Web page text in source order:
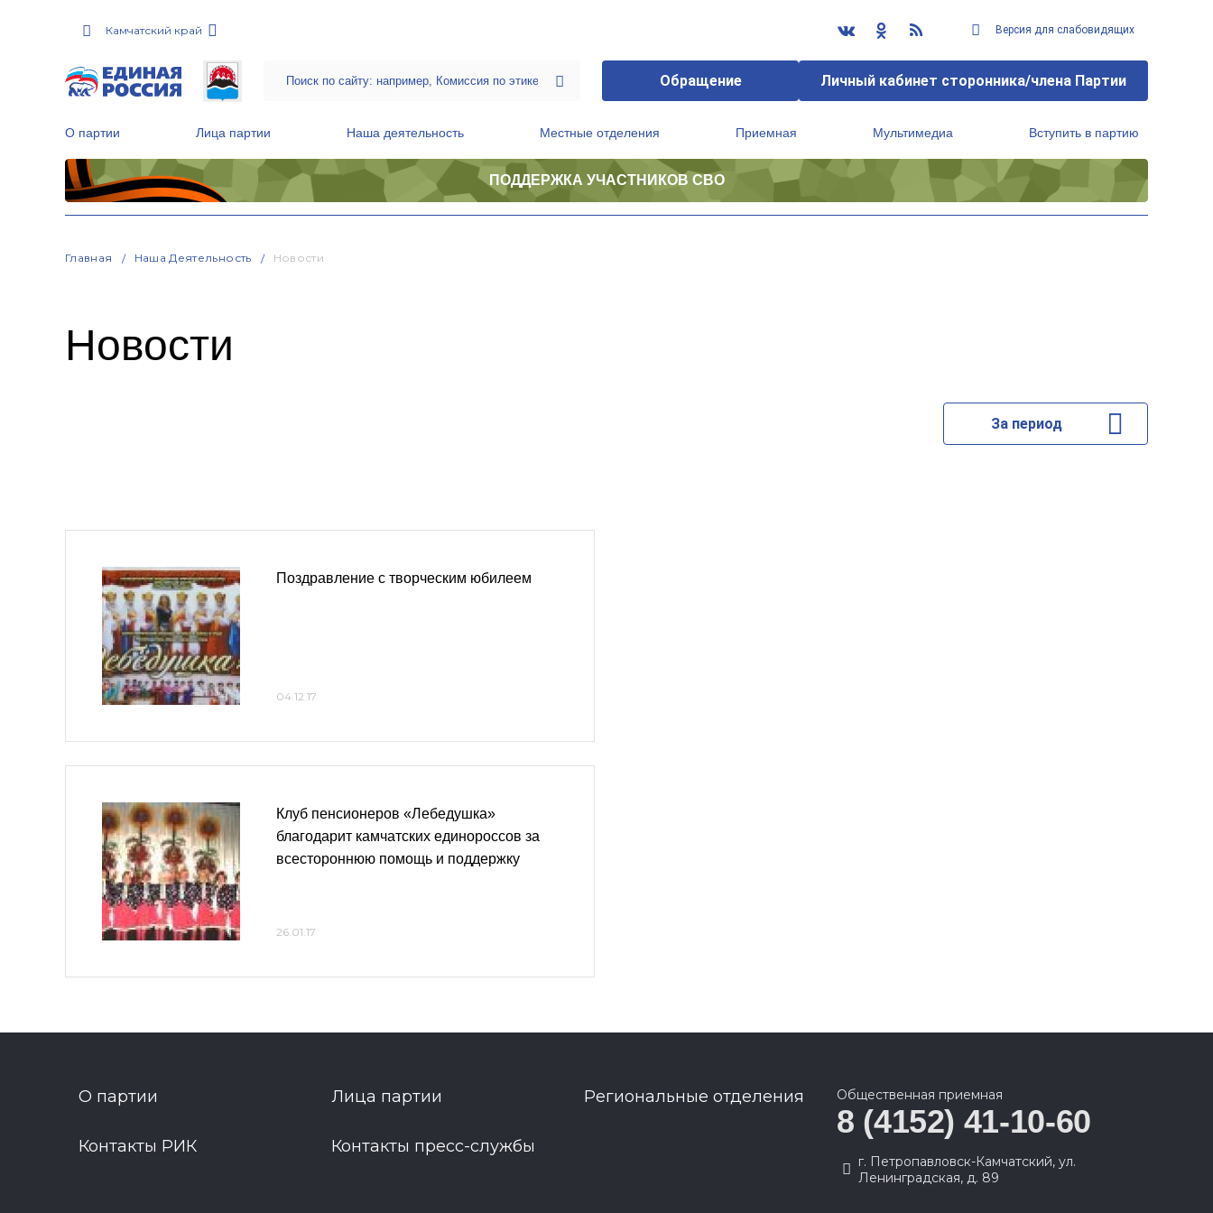
Камчатский край Версия для слабовидящих
Обращение Личный кабинет сторонника/члена Партии
О партии Лица партии Наша деятельность Местные отделения Приемная Мультимедиа Вступить в партию
ПОДДЕРЖКА УЧАСТНИКОВ СВО
Главная Наша Деятельность Новости
Новости
За период
Поздравление с творческим юбилеем
04.12.17
Клуб пенсионеров «Лебедушка»
благодарит камчатских единороссов за
всестороннюю помощь и поддержку
26.01.17
О партии Лица партии Региональные отделения
Контакты РИК Контакты пресс-службы
Общественная приемная
8 (4152) 41-10-60
г. Петропавловск-Камчатский, ул.
Ленинградская, д. 89